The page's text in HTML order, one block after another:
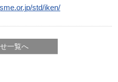
std/iken/
一覧へ